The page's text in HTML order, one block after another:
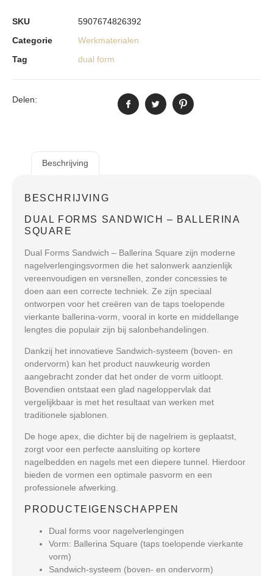
SKU
5907674826392
Categorie
Werkmaterialen
Tag
dual form
Delen:
Beschrijving
BESCHRIJVING
DUAL FORMS SANDWICH – BALLERINA
SQUARE
Dual Forms Sandwich – Ballerina Square zijn moderne
nagelverlengingsvormen die het salonwerk aanzienlijk
vereenvoudigen en versnellen, zonder concessies te
doen aan een correcte techniek. Ze zijn speciaal
ontworpen voor het creëren van de taps toelopende
vierkante ballerina-vorm, vooral in korte en middellange
lengtes die populair zijn bij salonbehandelingen.
Dankzij het innovatieve Sandwich-systeem (boven- en
ondervorm) kan het product nauwkeurig worden
aangebracht zonder dat het onder de vorm uitloopt.
Bovendien ontstaat een glad nageloppervlak dat
vergelijkbaar is met het resultaat van werken met
traditionele sjablonen.
De hoge apex, die dichter bij de nagelriem is geplaatst,
zorgt voor een perfecte aansluiting op kortere
nagelbedden en nagels met een diepere tunnel. Hierdoor
bieden de vormen een optimale pasvorm en een
professionele afwerking.
PRODUCTEIGENSCHAPPEN
Dual forms voor nagelverlengingen
Vorm: Ballerina Square (taps toelopende vierkante
vorm)
Sandwich-systeem (boven- en ondervorm)